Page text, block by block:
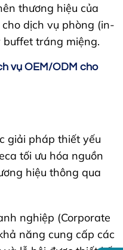
thương hiệu của
dịch vụ phòng (in-
tráng miệng.
vụ OEM/ODM cho
giải pháp thiết yếu
tối ưu hóa nguồn
hiệu thông qua
nghiệp (Corporate
năng cung cấp các